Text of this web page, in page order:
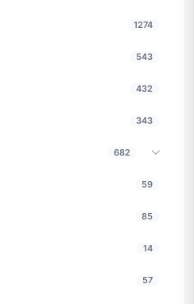
1274
543
432
343
682
59
85
14
57